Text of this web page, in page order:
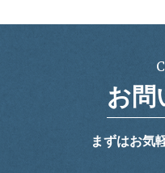
お問
まずはお気